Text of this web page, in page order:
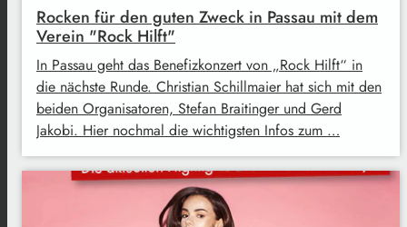
Rocken für den guten Zweck in Passau mit dem
Verein "Rock Hilft"
In Passau geht das Benefizkonzert von „Rock Hilft“ in
die nächste Runde. Christian Schillmaier hat sich mit den
beiden Organisatoren, Stefan Braitinger und Gerd
Jakobi. Hier nochmal die wichtigsten Infos zum …